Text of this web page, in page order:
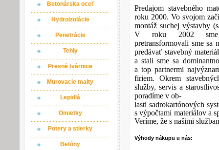
Betonárska oceľ
Hydroizolácie
Penetrácie
Tehly
Presné tvárnice
Murovacie malty
Lepidlá
Omietky
Potery a stierky
Betóny
Predajom stavebného
roku 2000. Vo svojom
montáž suchej výstavby
V roku 2002 sme
pretransformovali sme sa
predávať stavebný
a stali sme sa
a top partnermi
firiem. Okrem
služby, servis a
poradíme v ob-
lasti sadrokartónových
s výpočtami materiálov a
Veríme, že s našimi
Výhody nákupu u nás: